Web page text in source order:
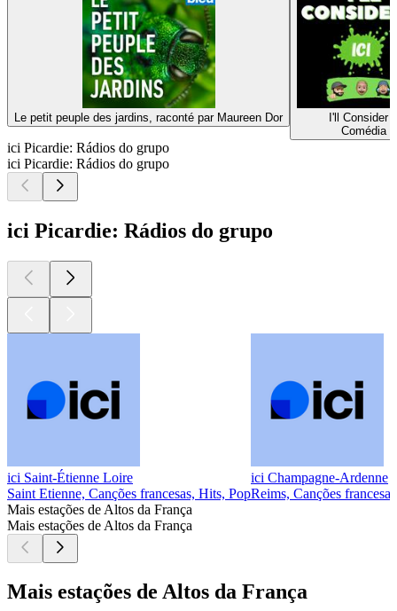
Le petit peuple des jardins, raconté par Maureen Dor
I'll Consider
Comédia
ici Picardie: Rádios do grupo
ici Picardie: Rádios do grupo
ici Picardie: Rádios do grupo
ici Saint-Étienne Loire
Saint Etienne, Canções francesas, Hits, Pop
ici Champagne-Ardenne
Reims, Canções
Mais estações de Altos da França
Mais estações de Altos da França
Mais estações de Altos da França